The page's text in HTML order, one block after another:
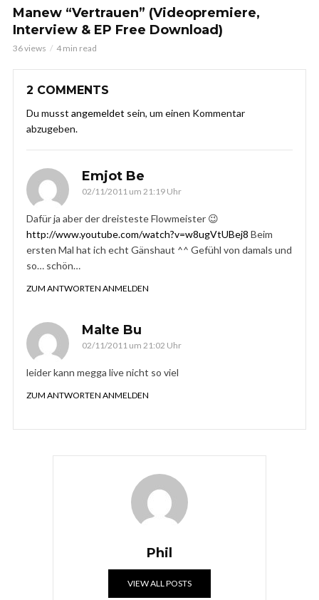
Manew “Vertrauen” (Videopremiere,
Interview & EP Free Download)
36 views 4 min read
2 COMMENTS
Du musst angemeldet sein, um einen Kommentar
abzugeben.
Emjot Be
02/11/2011 um 21:19 Uhr
Dafür ja aber der dreisteste Flowmeister 😉
http://www.youtube.com/watch?v=w8ugVtUBej8 Beim
ersten Mal hat ich echt Gänshaut ^^ Gefühl von damals und
so… schön…
ZUM ANTWORTEN ANMELDEN
Malte Bu
02/11/2011 um 21:02 Uhr
leider kann megga live nicht so viel
ZUM ANTWORTEN ANMELDEN
Phil
VIEW ALL POSTS